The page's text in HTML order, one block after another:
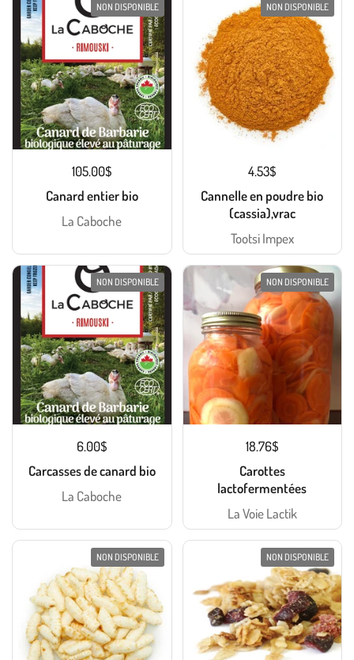
105.00$
Canard entier bio
La Caboche
NON DISPONIBLE
4.53$
Cannelle en poudre bio
(cassia),vrac
Tootsi Impex
NON DISPONIBLE
6.00$
Carcasses de canard bio
La Caboche
NON DISPONIBLE
18.76$
Carottes
lactofermentées
La Voie Lactik
NON DISPONIBLE
NON DISPONIBLE NON DISPONIBLE